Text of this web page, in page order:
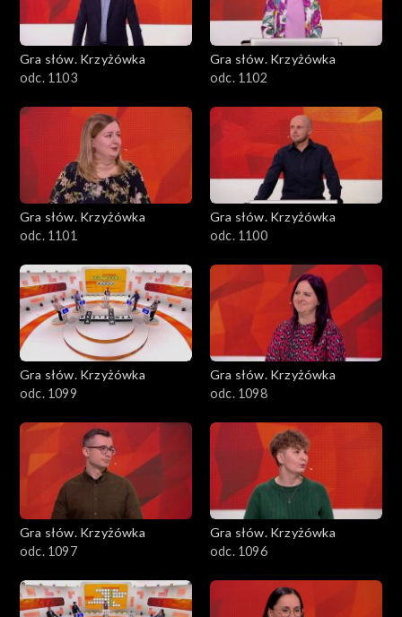
Gra słów. Krzyżówka
odc. 1103
Gra słów. Krzyżówka
odc. 1102
Gra słów. Krzyżówka
odc. 1101
Gra słów. Krzyżówka
odc. 1100
Gra słów. Krzyżówka
odc. 1099
Gra słów. Krzyżówka
odc. 1098
Gra słów. Krzyżówka
odc. 1097
Gra słów. Krzyżówka
odc. 1096